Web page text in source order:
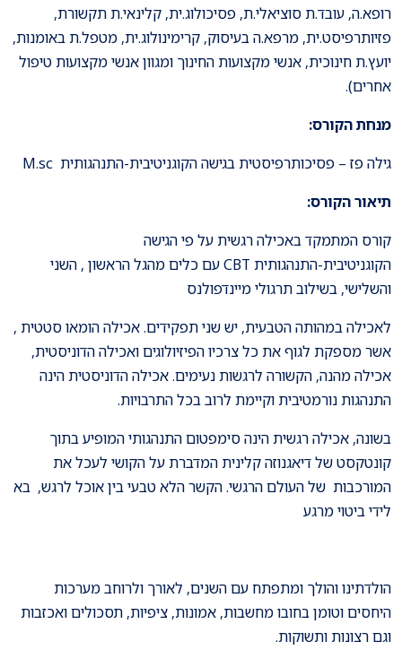
רופא.ה, עובד.ת סוציאלי.ת, פסיכולוג.ית, קלינאי.ת תקשורת,
פזיותרפיסט.ית, מרפא.ה בעיסוק, קרימינולוג.ית, מטפל.ת באומנות,
יועץ.ת חינוכית, אנשי מקצועות החינוך ומגוון אנשי מקצועות טיפול
אחרים).
מנחת הקורס:
גילה פז – פסיכותרפיסטית בגישה הקוגניטיבית-התנהגותית M.sc
תיאור הקורס:
קורס המתמקד באכילה רגשית על פי הגישה
הקוגניטיבית-התנהגותית CBT עם כלים מהגל הראשון , השני
והשלישי, בשילוב תרגולי מיינדפולנס
לאכילה במהותה הטבעית, יש שני תפקידים. אכילה הומאו סטטית ,
אשר מספקת לגוף את כל צרכיו הפיזיולוגים ואכילה הדוניסטית,
אכילה מהנה, הקשורה לרגשות נעימים. אכילה הדוניסטית הינה
התנהגות נורמטיבית וקיימת לרוב בכל התרבויות.
בשונה, אכילה רגשית הינה סימפטום התנהגותי המופיע בתוך
קונטקסט של דיאגנוזה קלינית המדברת על הקושי לעכל את
המורכבות של העולם הרגשי. הקשר הלא טבעי בין אוכל לרגש, בא
לידי ביטוי מרגע
הולדתינו והולך ומתפתח עם השנים, לאורך ולרוחב מערכות
היחסים וטומן בחובו מחשבות, אמונות, ציפיות, תסכולים ואכזבות
וגם רצונות ותשוקות.